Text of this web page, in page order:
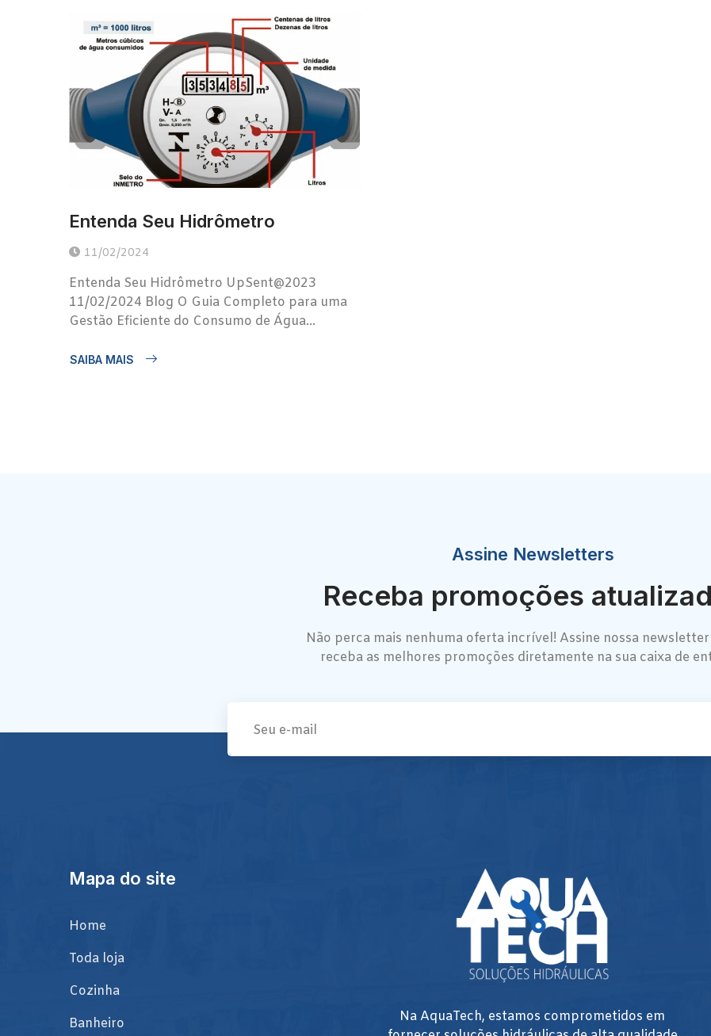
Entenda Seu Hidrômetro
11/02/2024
Entenda Seu Hidrômetro UpSent@2023
11/02/2024 Blog O Guia Completo para uma
Gestão Eficiente do Consumo de Água...
SAIBA MAIS
Assine Newsletters
Receba promoções
Não perca mais nenhuma oferta incrível! Assine nossa
receba as melhores promoções diretamente na sua caixa de
Mapa do site
Home
Toda loja
Cozinha
Banheiro
Na AquaTech, estamos comprometidos em